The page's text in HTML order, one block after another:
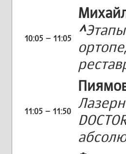
10:05 – 11:05
^
11:05 – 11:50